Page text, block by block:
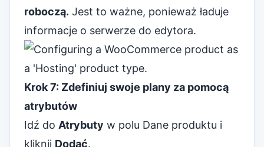
roboczą. Jest to ważne, ponieważ ładuje
informacje o serwerze do edytora.
Krok 7: Zdefiniuj swoje plany za pomocą
atrybutów
Idź do Atrybuty w polu Dane produktu i
kliknij Dodać.